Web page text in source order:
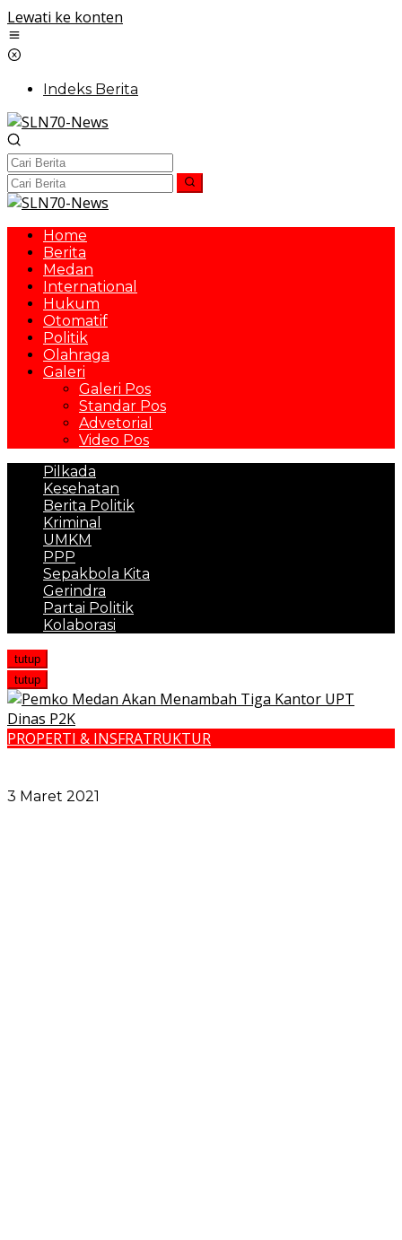
Lewati ke konten
Indeks Berita
Home
Berita
Medan
International
Hukum
Otomatif
Politik
Olahraga
Galeri
Galeri Pos
Standar Pos
Advetorial
Video Pos
Pilkada
Kesehatan
Berita Politik
Kriminal
UMKM
PPP
Sepakbola Kita
Gerindra
Partai Politik
Kolaborasi
tutup
tutup
PROPERTI & INSFRATRUKTUR
3 Maret 2021